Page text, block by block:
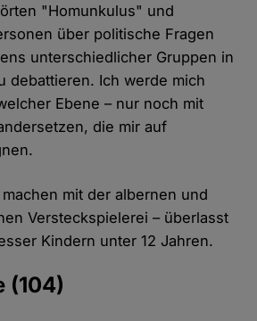
"Homunkulus" und
über politische Fragen
unterschiedlicher Gruppen in
debattieren. Ich werde mich
Ebene – nur noch mit
die mir auf
mit der albernen und
Versteckspielerei – überlasst
Kindern unter 12 Jahren.
(104)